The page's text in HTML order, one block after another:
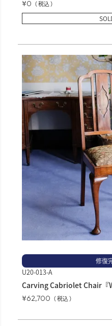
¥0 税込
修復
U20-013-A
Carving Cabriolet Chair
¥62,700 税込